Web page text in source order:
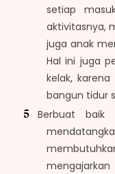
setiap
aktivitasnya,
juga anak
Hal ini juga
kelak,
bangun tidur
Berbuat